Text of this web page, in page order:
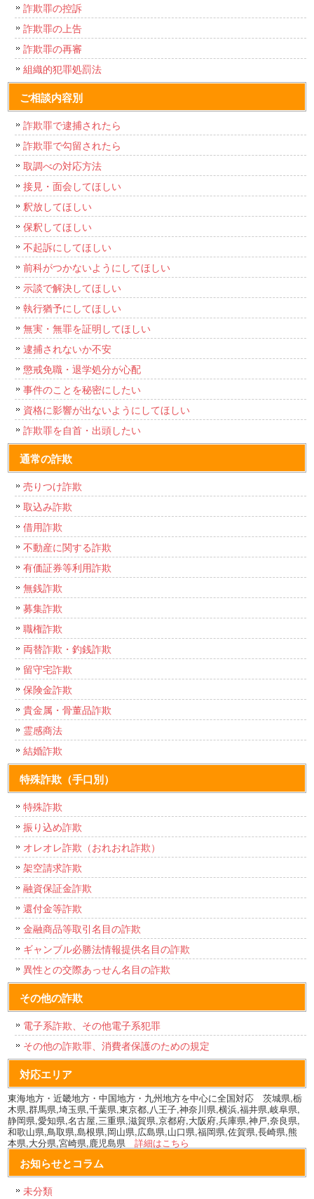
詐欺罪の控訴
詐欺罪の上告
詐欺罪の再審
組織的犯罪処罰法
ご相談内容別
詐欺罪で逮捕されたら
詐欺罪で勾留されたら
取調べの対応方法
接見・面会してほしい
釈放してほしい
保釈してほしい
不起訴にしてほしい
前科がつかないようにしてほしい
示談で解決してほしい
執行猶予にしてほしい
無実・無罪を証明してほしい
逮捕されないか不安
懲戒免職・退学処分が心配
事件のことを秘密にしたい
資格に影響が出ないようにしてほしい
詐欺罪を自首・出頭したい
通常の詐欺
売りつけ詐欺
取込み詐欺
借用詐欺
不動産に関する詐欺
有価証券等利用詐欺
無銭詐欺
募集詐欺
職権詐欺
両替詐欺・釣銭詐欺
留守宅詐欺
保険金詐欺
貴金属・骨董品詐欺
霊感商法
結婚詐欺
特殊詐欺（手口別）
特殊詐欺
振り込め詐欺
オレオレ詐欺（おれおれ詐欺）
架空請求詐欺
融資保証金詐欺
還付金等詐欺
金融商品等取引名目の詐欺
ギャンブル必勝法情報提供名目の詐欺
異性との交際あっせん名目の詐欺
その他の詐欺
電子系詐欺、その他電子系犯罪
その他の詐欺罪、消費者保護のための規定
対応エリア
東海地方・近畿地方・中国地方・九州地方を中心に全国対応 茨城県,栃
木県,群馬県,埼玉県,千葉県,東京都,八王子,神奈川県,横浜,福井県,岐阜県,
静岡県,愛知県,名古屋,三重県,滋賀県,京都府,大阪府,兵庫県,神戸,奈良県,
和歌山県,鳥取県,島根県,岡山県,広島県,山口県,福岡県,佐賀県,長崎県,熊
本県,大分県,宮崎県,鹿児島県詳細はこちら
お知らせとコラム
未分類